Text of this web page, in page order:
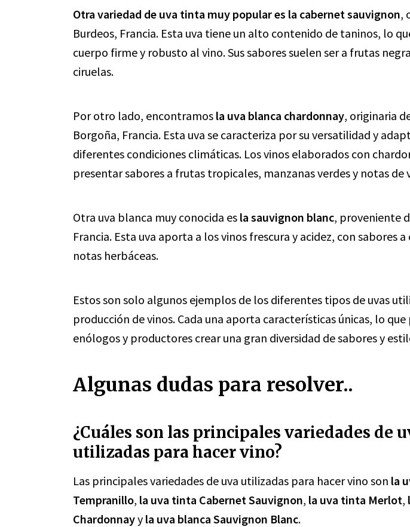
Otra variedad de uva tinta muy popular es la cabernet sauvignon,
Burdeos, Francia. Esta uva tiene un alto contenido de taninos, lo
cuerpo firme y robusto al vino. Sus sabores suelen ser a frutas
ciruelas.
Por otro lado, encontramos la uva blanca chardonnay, originaria
Borgoña, Francia. Esta uva se caracteriza por su versatilidad y
diferentes condiciones climáticas. Los vinos elaborados con
presentar sabores a frutas tropicales, manzanas verdes y notas de
Otra uva blanca muy conocida es la sauvignon blanc, proveniente
Francia. Esta uva aporta a los vinos frescura y acidez, con sabores
notas herbáceas.
Estos son solo algunos ejemplos de los diferentes tipos de uvas
producción de vinos. Cada una aporta características únicas, lo
enólogos y productores crear una gran diversidad de sabores y
Algunas dudas para resolver..
¿Cuáles son las principales variedades de
utilizadas para hacer vino?
Las principales variedades de uva utilizadas para hacer vino son la
Tempranillo, la uva tinta Cabernet Sauvignon, la uva tinta Merlot,
Chardonnayy la uva blanca Sauvignon Blanc.